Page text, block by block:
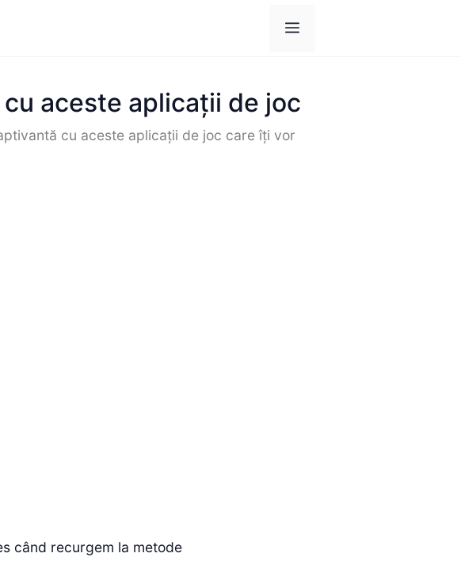
Meniul
aceste aplicații de joc
cu aceste aplicații de joc care îți vor
când recurgem la metode